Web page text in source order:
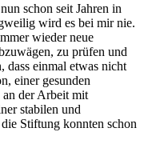
schon seit Jahren in
wird es bei mir nie.
wieder neue
zu prüfen und
dass einmal etwas nicht
einer gesunden
an der Arbeit mit
stabilen und
Stiftung konnten schon